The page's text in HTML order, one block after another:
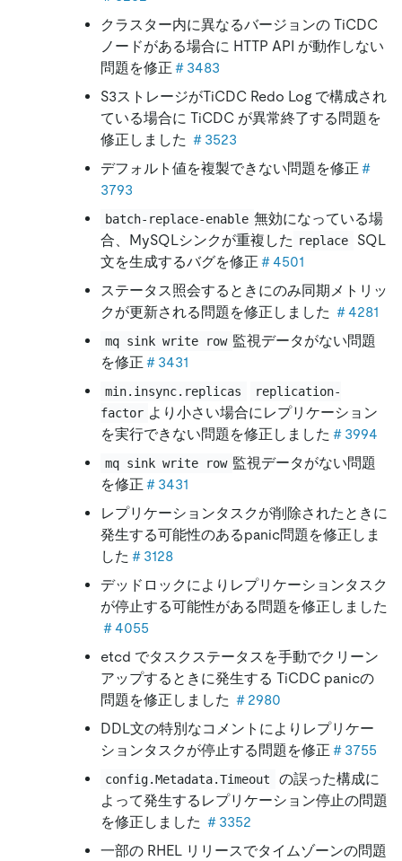
クラスター内に異なるバージョンの TiCDC
ノードがある場合に HTTP API が動作しない
問題を修正 ＃3483
S3ストレージがTiCDC Redo Log で構成され
ている場合に TiCDC が異常終了する問題を
修正しました ＃3523
デフォルト値を複製できない問題を修正 ＃
3793
batch-replace-enable 無効になっている場
合、MySQLシンクが重複した replace
SQL
文を生成するバグを修正 ＃4501
ステータス照会するときにのみ同期メトリッ
クが更新される問題を修正しました ＃4281
mq sink write row 監視データがない問題
を修正 ＃3431
min.insync.replicas
replication-
factor より小さい場合にレプリケーション
を実行できない問題を修正しました ＃3994
mq sink write row 監視データがない問題
を修正 ＃3431
レプリケーションタスクが削除されたときに
発生する可能性のあるpanic問題を修正しま
した ＃3128
デッドロックによりレプリケーションタスク
が停止する可能性がある問題を修正しました
＃4055
etcd でタスクステータスを手動でクリーン
アップするときに発生する TiCDC panicの
問題を修正しました ＃2980
DDL文の特別なコメントによりレプリケー
ションタスクが停止する問題を修正 ＃3755
config.Metadata.Timeout
の誤った構成に
よって発生するレプリケーション停止の問題
を修正しました ＃3352
一部の RHEL リリースでタイムゾーンの問題